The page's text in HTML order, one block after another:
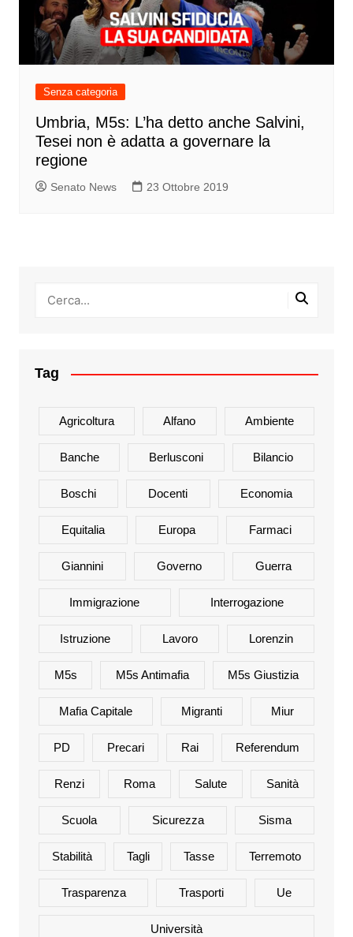
Senza categoria
Umbria, M5s: L’ha detto anche Salvini,
Tesei non è adatta a governare la
regione
Senato News 23 Ottobre 2019
Tag
Agricoltura Alfano Ambiente
Banche Berlusconi Bilancio
Boschi Docenti Economia
Equitalia Europa Farmaci
Giannini Governo Guerra
Immigrazione Interrogazione
Istruzione Lavoro Lorenzin
M5s M5s Antimafia M5s Giustizia
Mafia Capitale Migranti Miur
PD Precari Rai Referendum
Renzi Roma Salute Sanità
Scuola Sicurezza Sisma
Stabilità Tagli Tasse Terremoto
Trasparenza Trasporti Ue
Università